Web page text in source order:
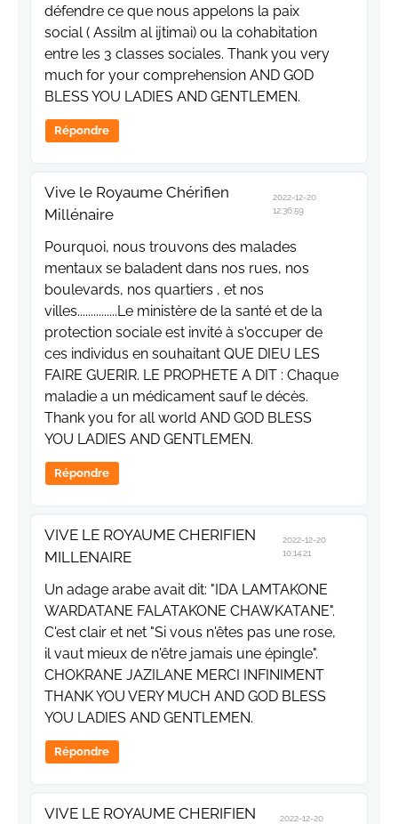
défendre ce que nous appelons la paix
social ( Assilm al ijtimai) ou la cohabitation
entre les 3 classes sociales. Thank you very
much for your comprehension AND GOD
BLESS YOU LADIES AND GENTLEMEN.
Répondre
Vive le Royaume Chérifien
Millénaire
2022-12-20
12:36:59
Pourquoi, nous trouvons des malades
mentaux se baladent dans nos rues, nos
boulevards, nos quartiers , et nos
villes...............Le ministère de la santé et de la
protection sociale est invité à s'occuper de
ces individus en souhaitant QUE DIEU LES
FAIRE GUERIR. LE PROPHETE A DIT : Chaque
maladie a un médicament sauf le décès.
Thank you for all world AND GOD BLESS
YOU LADIES AND GENTLEMEN.
Répondre
VIVE LE ROYAUME CHERIFIEN
MILLENAIRE
2022-12-20
10:14:21
Un adage arabe avait dit: "IDA LAMTAKONE
WARDATANE FALATAKONE CHAWKATANE".
C'est clair et net "Si vous n'êtes pas une rose,
il vaut mieux de n'être jamais une épingle".
CHOKRANE JAZILANE MERCI INFINIMENT
THANK YOU VERY MUCH AND GOD BLESS
YOU LADIES AND GENTLEMEN.
Répondre
VIVE LE ROYAUME CHERIFIEN 2022-12-20